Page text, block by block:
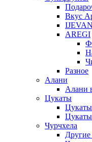
Вкус
AREGI
Разное
Алани
Алани
Цукаты
Чурчхела
Другие